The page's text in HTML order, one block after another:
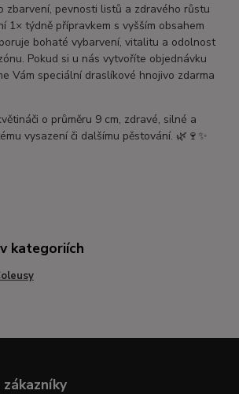
zbarvení, pevnosti listů a zdravého růstu
1× týdně přípravkem s vyšším obsahem
bohaté vybarvení, vitalitu a odolnost
Pokud si u nás vytvoříte objednávku
Vám speciální draslíkové hnojivo zdarma
o průměru 9 cm, zdravé, silné a
vysazení či dalšímu pěstování. 🌿🍷✨
kategoriích